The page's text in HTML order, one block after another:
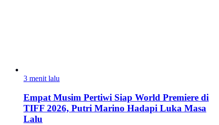
3 menit lalu
Empat Musim Pertiwi Siap World Premiere di
TIFF 2026, Putri Marino Hadapi Luka Masa
Lalu